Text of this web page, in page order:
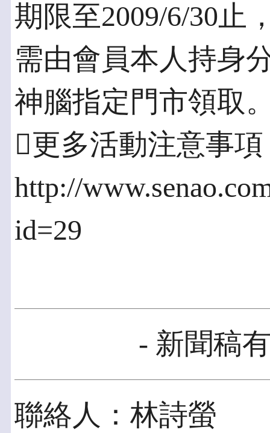
期限至2009/6/30止
需由會員本人持身
神腦指定門市領取
更多活動注意事
http://
id=29
- 新聞稿
聯絡人：林詩螢